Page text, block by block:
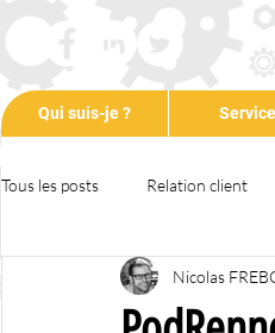
Qui suis-je ?
Tous les posts Relation client
Communication Nicolas